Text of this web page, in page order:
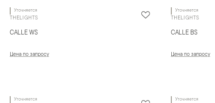
Уточняется
THELIGHTS
CALLE WS
Цена по запросу
Уточняется
THELIGHTS
CALLE BS
Цена по запросу
Уточняется Уточняется